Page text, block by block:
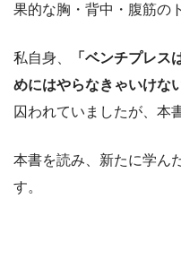
果的な胸・背中・腹筋の
私自身、
「ベンチプレス
めにはやらなきゃいけな
囚われていましたが、本
本書を読み、新たに学ん
す。